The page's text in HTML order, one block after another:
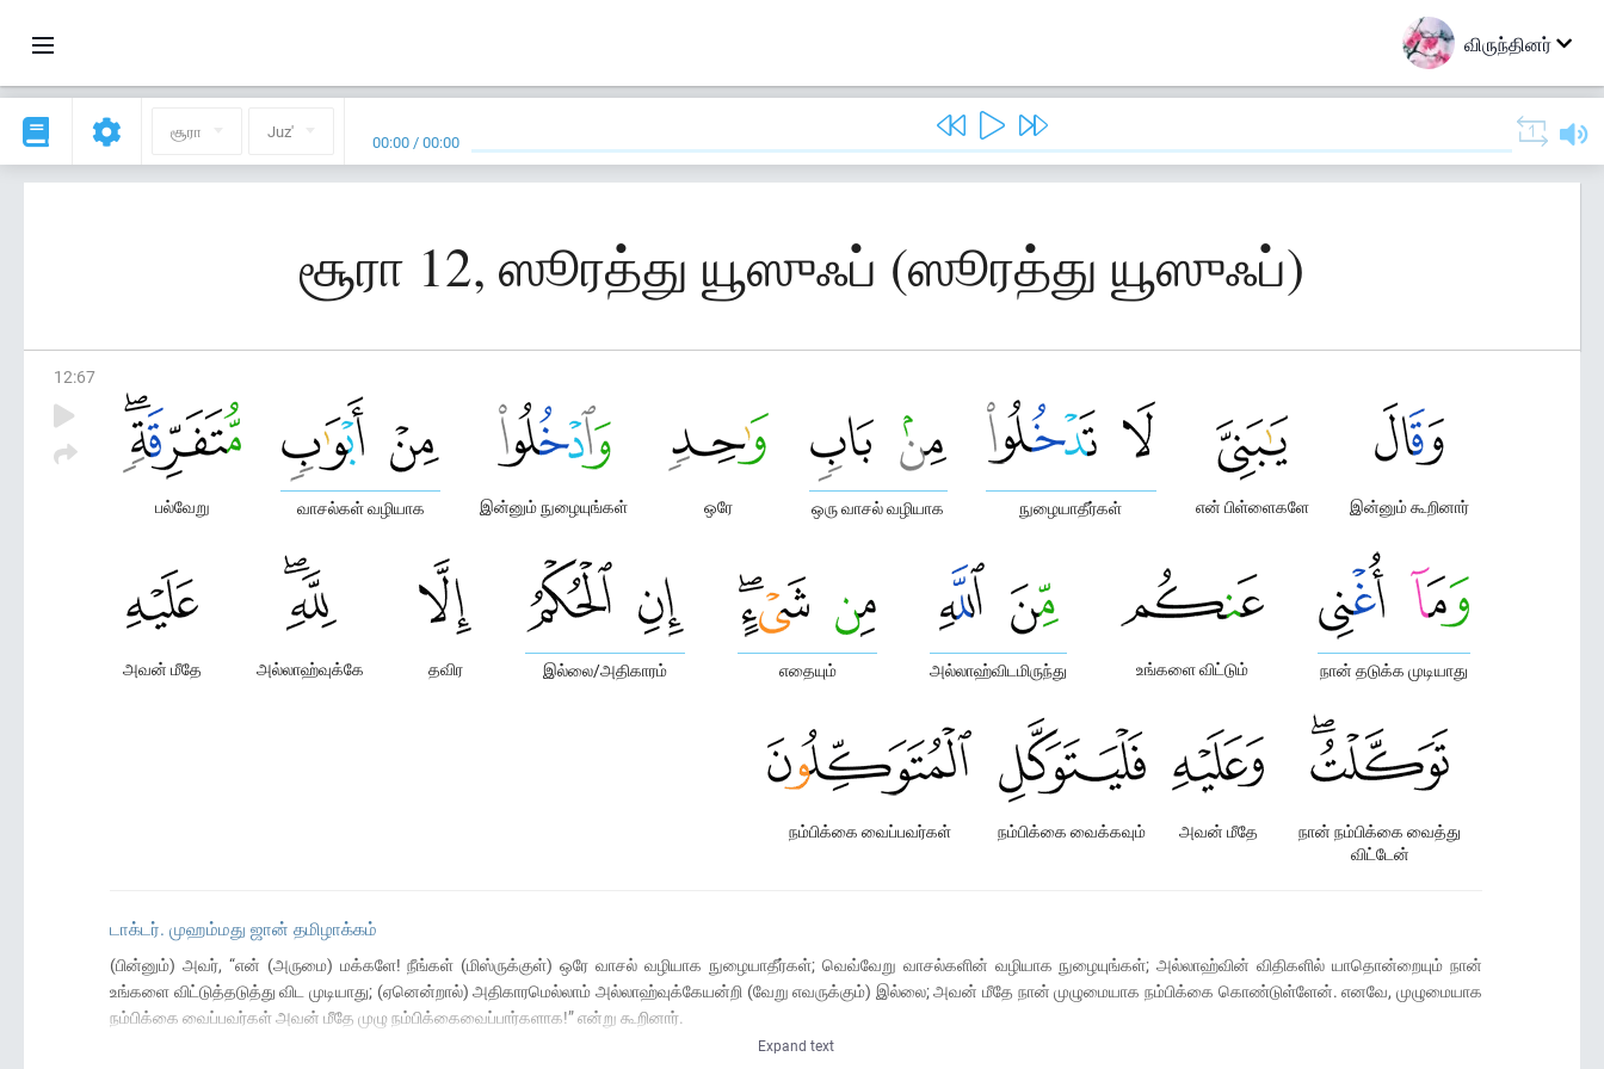
விருந்தினர்
சூரா Juz' 00:00 /00:00
சூரா 12, ஸூரத்து யூஸுஃப் (ஸூரத்து யூஸுஃப்)
12:67
இன்னும் கூறினார்
என் பிள்ளைகளே
நுழையாதீர்கள்
ஒரு வாசல் வழியாக
ஒரே
இன்னும் நுழையுங்கள்
வாசல்கள் வழியாக
பல்வேறு
நான் தடுக்க முடியாது
உங்களை விட்டும்
அல்லாஹ்விடமிருந்து
எதையும்
இல்லை/அதிகாரம்
தவிர
அல்லாஹ்வுக்கே
அவன் மீதே
நான் நம்பிக்கை வைத்து
விட்டேன்
அவன் மீதே
நம்பிக்கை வைக்கவும்
நம்பிக்கை வைப்பவர்கள்
டாக்டர். முஹம்மது ஜான் தமிழாக்கம்
(பின்னும்) அவர், “என் (அருமை) மக்களே! நீங்கள் (மிஸ்ருக்குள்) ஒரே வாசல் வழியாக நுழையாதீர்கள்; வெவ்வேறு வாசல்களின் வழியாக நுழையுங்கள்; அல்லாஹ்வின் விதிகளில் யாதொன்றையும் நான்
உங்களை விட்டுத்தடுத்து விட முடியாது; (ஏனென்றால்) அதிகாரமெல்லாம் அல்லாஹ்வுக்கேயன்றி (வேறு எவருக்கும்) இல்லை; அவன் மீதே நான் முழுமையாக நம்பிக்கை கொண்டுள்ளேன். எனவே, முழுமையாக
நம்பிக்கை வைப்பவர்கள் அவன் மீதே முழு நம்பிக்கைவைப்பார்களாக!” என்று கூறினார்.
Expand text